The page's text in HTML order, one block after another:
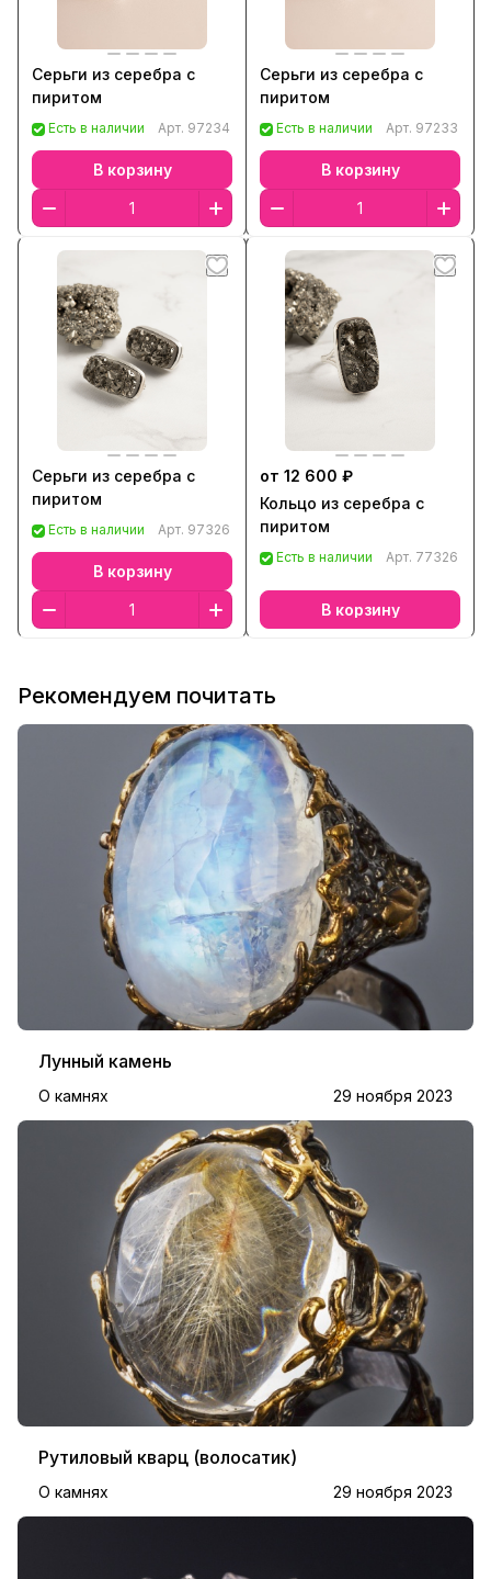
Серьги из серебра с
пиритом
Есть в наличии Арт. 97234
В корзину
Серьги из серебра с
пиритом
Есть в наличии Арт. 97233
В корзину
Серьги из серебра с
пиритом
Есть в наличии Арт. 97326
В корзину
от 12 600 ₽
Кольцо из серебра с
пиритом
Есть в наличии Арт. 77326
В корзину
Рекомендуем почитать
Лунный камень
О камнях 29 ноября 2023
Рутиловый кварц (волосатик)
О камнях 29 ноября 2023